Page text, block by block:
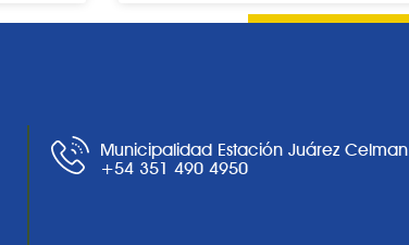
Municipalidad Estación Juárez Celman
+54 351 490 4950